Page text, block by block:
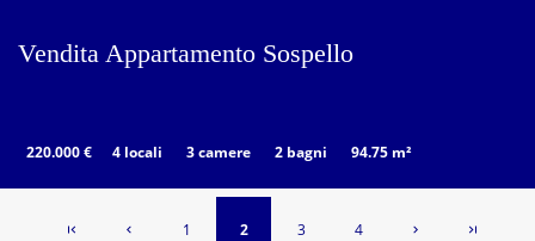
Vendita Appartamento Sospello
220.000 € 4 locali 3 camere 2 bagni 94.75 m²
1 2 3 4